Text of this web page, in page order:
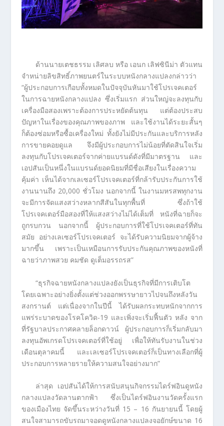
ด้านนายเตชธรรม เลิศลบ หรือ เอนก เลิฟซินีม่า ตัวแทน
จำหน่ายลิขสิทธิ์ภาพยนตร์ในระบบหนังกลางแปลงกล่าวว่า
“ผู้ประกอบการเกือบทั้งหมดในปัจจุบันหันมาใช้โปรเจคเตอร์
ในการฉายหนังกลางแปลง ซึ่งเริ่มแรก ส่วนใหญ่จะลงทุนกับ
เครื่องมือสองเพราะต้องการประหยัดต้นทุน แต่ต้องประสบ
ปัญหาในเรื่องของคุณภาพของภาพ และใช้งานได้ระยะสั้นๆ
ก็ต้องซ่อมหรือซื้อเครื่องใหม่ ทั้งยังไม่มีประกันและบริการหลัง
การขายคอยดูแล จึงมีผู้ประกอบการไม่น้อยที่ตัดสินใจเริ่ม
ลงทุนกับโปรเจคเตอร์จากค่ายแบรนด์ดังที่มีมาตรฐาน และ
เอปสันเป็นหนึ่งในแบรนด์ยอดนิยมที่มีชื่อเสียงในเรื่องความ
คุ้มค่า เห็นได้จากเลเซอร์โปรเจคเตอร์ที่กล้ารับประกันการใช้
งานนานถึง 20,000 ชั่วโมง นอกจากนี้ ในงานมหรสพทุกงาน
จะมีการจัดแสงสว่างหลากสีสันในทุกพื้นที่ ซึ่งถ้าใช้
โปรเจคเตอร์มือสองที่ให้แสงสว่างไม่ได้เต็มที่ หนังที่ฉายก็จะ
ถูกรบกวน นอกจากนี้ ผู้ประกอบการที่ใช้โปรเจคเตอร์ที่ทัน
สมัย อย่างเลเซอร์โปรเจคเตอร์ จะได้รับความนิยมจากผู้จ้าง
มากขึ้น เพราะเป็นเหมือนการรับประกันคุณภาพของหนังที่
ฉายว่าภาพสวย คมชัด ดูเต็มอรรถรส”
“ธุรกิจฉายหนังกลางแปลงยังเป็นธุรกิจที่มีการเติบโต
โดยเฉพาะอย่างยิ่งตั้งแต่ช่วงออกพรรษายาวไปจนถึงหลังวัน
สงกรานต์ แต่เนื่องจากในปีนี้ ได้รับผลกระทบหนักจากการ
แพร่ระบาดของโรคโควิด-19 และเพิ่งจะเริ่มฟื้นตัว หลัง จาก
ที่รัฐบาลประกาศคลายล็อกดาวน์ ผู้ประกอบการก็เริ่มกลับมา
ลงทุนอัพเกรดโปรเจคเตอร์ที่ใช้อยู่ เพื่อให้ทันรับงานในช่วง
เดือนตุลาคมนี้ และเลเซอร์โปรเจคเตอร์ก็เป็นทางเลือกที่ผู้
ประกอบการหลายรายให้ความสนใจอย่างมาก”
ล่าสุด เอปสันได้ให้การสนับสนุนกิจกรรมไดร์ฟอินดูหนัง
กลางแปลงวัดลานตากฟ้า ซึ่งเป็นไดร์ฟอินงานวัดครั้งแรก
ของเมืองไทย จัดขึ้นระหว่างวันที่ 15 – 16 กันยายนนี้ โดยผู้
สนใจสามารถขับรถมาจอดดูหนังกลางแปลงจอยักษ์ขนาด 16